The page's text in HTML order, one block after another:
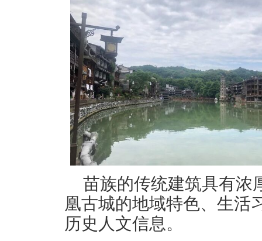
苗族的传统建筑具有浓
凰古城的地域特色、生活
历史人文信息。